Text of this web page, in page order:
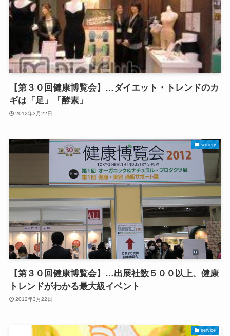
【第３０回健康博覧会】…ダイエット・トレンドのカ
ギは「足」「酵素」
2012年3月22日
society
【第３０回健康博覧会】…出展社数５００以上、健康
トレンドがわかる最大級イベント
2012年3月22日
service